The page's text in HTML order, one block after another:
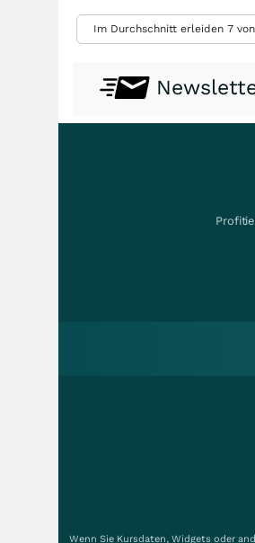
Im Durchschnitt erleiden 7
Wenn Sie Kursdaten, Widgets oder